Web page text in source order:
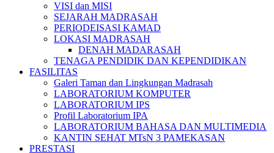
VISI dan MISI
SEJARAH MADRASAH
PERIODEISASI KAMAD
LOKASI MADRASAH
DENAH MADARASAH
TENAGA PENDIDIK DAN KEPENDIDIKAN
FASILITAS
Galeri Taman dan Lingkungan Madrasah
LABORATORIUM KOMPUTER
LABORATORIUM IPS
Profil Laboratorium IPA
LABORATORIUM BAHASA DAN MULTIMEDIA
KANTIN SEHAT MTsN 3 PAMEKASAN
PRESTASI